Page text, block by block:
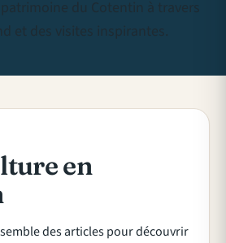
du Cotentin à travers
et des visites inspirantes.
en
des articles pour découvrir